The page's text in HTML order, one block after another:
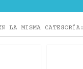
LA MISMA CATEGORÍA: